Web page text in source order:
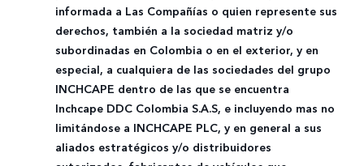
informada a Las Compañías o quien represente sus
derechos, también a la sociedad matriz y/o
subordinadas en Colombia o en el exterior, y en
especial, a cualquiera de las sociedades del grupo
INCHCAPE dentro de las que se encuentra
Inchcape DDC Colombia S.A.S, e incluyendo mas no
limitándose a INCHCAPE PLC, y en general a sus
aliados estratégicos y/o distribuidores